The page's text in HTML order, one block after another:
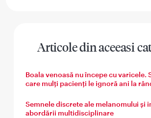
Articole din aceeasi
Boala venoasă nu începe cu varicele.
care mulți pacienți le ignoră ani la
Semnele discrete ale melanomului și
abordării multidisciplinare